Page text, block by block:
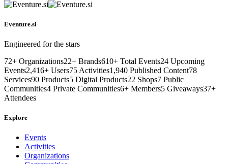
Eventure.si
Engineered for the stars
72+ Organizations22+ Brands610+ Total Events24 Upcoming
Events2,416+ Users75 Activities1,940 Published Content78
Services90 Products5 Digital Products22 Shops7 Public
Communities4 Private Communities6+ Members5 Giveaways37+
Attendees
Explore
Events
Activities
Organizations